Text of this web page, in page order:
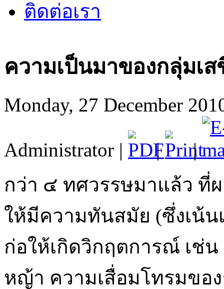
ติดต่อเรา
ความเป็นมาของกลุ่มเ
Monday, 27 December
Administrator | |
|
กว่า ๔ ทศวรรษมาแล้ว ที่
ให้มีความทันสมัย (ซึ่งเน้น
ก่อให้เกิดวิกฤตการณ์ เช่
หญ้า ความเสื่อมโทรมขอ